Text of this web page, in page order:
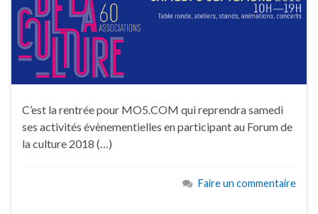
C’est la rentrée pour MO5.COM qui reprendra samedi
ses activités évènementielles en participant au Forum de
la culture 2018 (…)
Faire un commentaire